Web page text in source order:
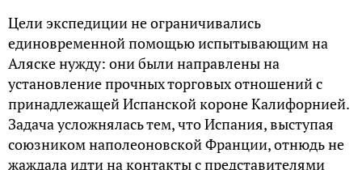
Цели экспедиции не ограничивались
единовременной помощью испытывающим на
Аляске нужду: они были направлены на
установление прочных торговых отношений с
принадлежащей Испанской короне Калифорнией.
Задача усложнялась тем, что Испания, выступая
союзником наполеоновской Франции, отнюдь не
жаждала идти на контакты с представителями